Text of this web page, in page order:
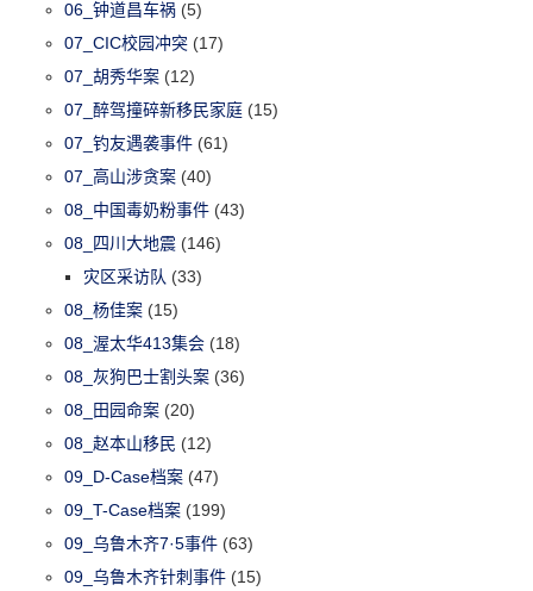
06_钟道昌车祸 (5)
07_CIC校园冲突 (17)
07_胡秀华案 (12)
07_醉驾撞碎新移民家庭 (15)
07_钓友遇袭事件 (61)
07_高山涉贪案 (40)
08_中国毒奶粉事件 (43)
08_四川大地震 (146)
灾区采访队 (33)
08_杨佳案 (15)
08_渥太华413集会 (18)
08_灰狗巴士割头案 (36)
08_田园命案 (20)
08_赵本山移民 (12)
09_D-Case档案 (47)
09_T-Case档案 (199)
09_乌鲁木齐7·5事件 (63)
09_乌鲁木齐针刺事件 (15)